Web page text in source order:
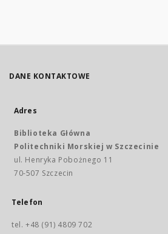
DANE KONTAKTOWE
Adres
Biblioteka Główna
Politechniki Morskiej w Szczecinie
ul. Henryka Pobożnego 11
70-507 Szczecin
Telefon
tel. +48 (91) 4809 702